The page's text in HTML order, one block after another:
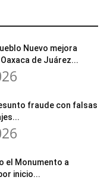
Nuevo mejora
de Juárez...
fraude con falsas
el Monumento a
inicio...